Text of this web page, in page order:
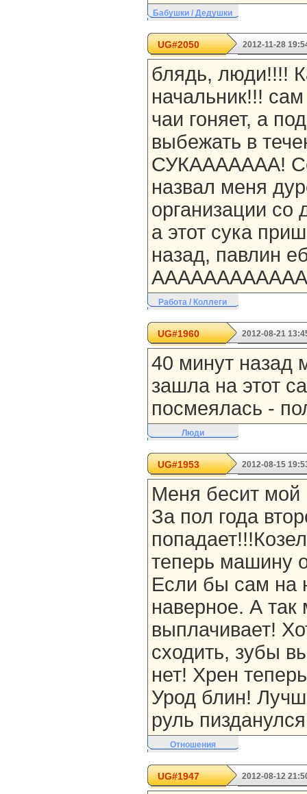
Бабушки / Дедушки
UG#2050 2012-11-28
блядь, люди!!!!
начальник!!!
чаи гоняет, а
выбежать в
СУКААААААА!
назвал меня
организации со
а этот сука
назад, павлин
Работа / Коллеги
UG#1960 2012-08-21
40 минут назад
зашла на этот
посмеялась -
Люди
UG#1953 2012-08-15
Меня бесит мой
За пол года
теперь машину
Если бы сам на
наверное. А
выплачивает!
сходить, зубы
нет! Хрен
Урод блин!
руль
Отношения
UG#1947 2012-08-12